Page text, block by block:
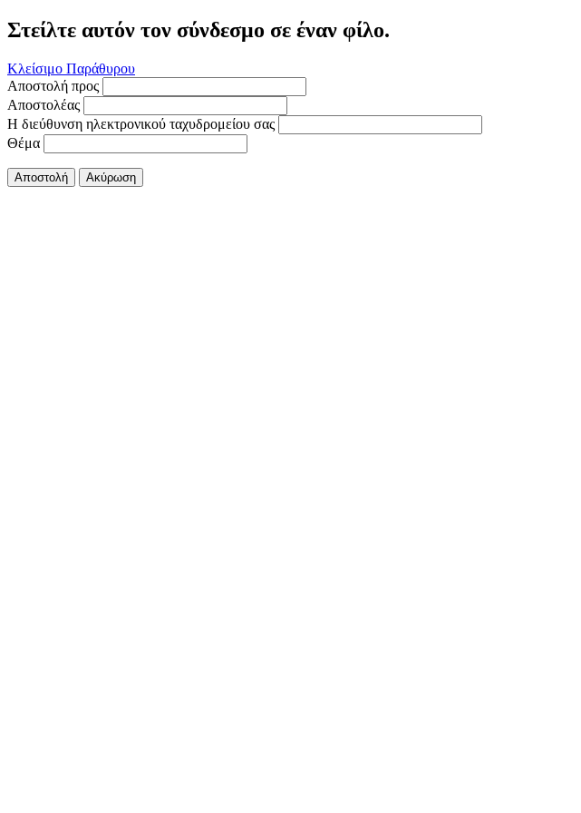
Στείλτε αυτόν τον σύνδεσμο σε έναν φίλο.
Κλείσιμο Παράθυρου
Αποστολή προς
Αποστολέας
Η διεύθυνση ηλεκτρονικού ταχυδρομείου σας
Θέμα
Αποστολή Ακύρωση